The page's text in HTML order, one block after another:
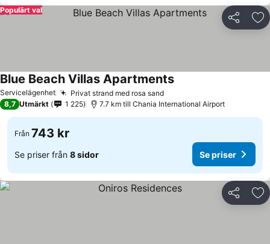
Dela
Populärt val
Servicelägenhet Privat strand med rosa sand
Blue Beach Villas Apartments
8,7 Utmärkt 1 225 7.7 km till Chania International Airport
Från 743 kr
Se priser från 8 sidor Se priser
Dela